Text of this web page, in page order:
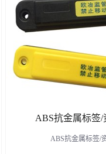
了解
ABS抗金属标签
ABS抗金属标签/